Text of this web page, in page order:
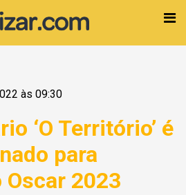
às 09:30
‘O Território’ é
para
2023